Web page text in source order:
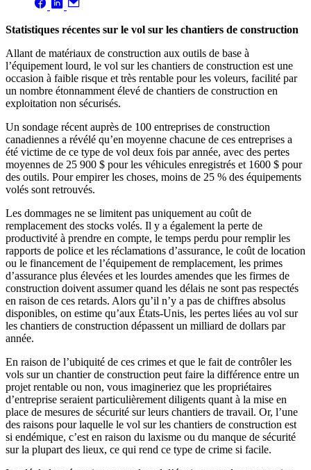
Statistiques récentes sur le vol sur les chantiers de construction
Allant de matériaux de construction aux outils de base à
l’équipement lourd, le vol sur les chantiers de construction est une
occasion à faible risque et très rentable pour les voleurs, facilité par
un nombre étonnamment élevé de chantiers de construction en
exploitation non sécurisés.
Un sondage récent auprès de 100 entreprises de construction
canadiennes a révélé qu’en moyenne chacune de ces entreprises a
été victime de ce type de vol deux fois par année, avec des pertes
moyennes de 25 900 $ pour les véhicules enregistrés et 1600 $ pour
des outils. Pour empirer les choses, moins de 25 % des équipements
volés sont retrouvés.
Les dommages ne se limitent pas uniquement au coût de
remplacement des stocks volés. Il y a également la perte de
productivité à prendre en compte, le temps perdu pour remplir les
rapports de police et les réclamations d’assurance, le coût de location
ou le financement de l’équipement de remplacement, les primes
d’assurance plus élevées et les lourdes amendes que les firmes de
construction doivent assumer quand les délais ne sont pas respectés
en raison de ces retards. Alors qu’il n’y a pas de chiffres absolus
disponibles, on estime qu’aux États-Unis, les pertes liées au vol sur
les chantiers de construction dépassent un milliard de dollars par
année.
En raison de l’ubiquité de ces crimes et que le fait de contrôler les
vols sur un chantier de construction peut faire la différence entre un
projet rentable ou non, vous imagineriez que les propriétaires
d’entreprise seraient particulièrement diligents quant à la mise en
place de mesures de sécurité sur leurs chantiers de travail. Or, l’une
des raisons pour laquelle le vol sur les chantiers de construction est
si endémique, c’est en raison du laxisme ou du manque de sécurité
sur la plupart des lieux, ce qui rend ce type de crime si facile.